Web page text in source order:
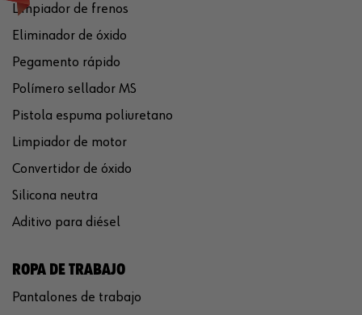
Limpiador de frenos
Eliminador de óxido
Pegamento rápido
Polímero sellador MS
Pistola espuma poliuretano
Limpiador de motor
Convertidor de óxido
Silicona neutra
Aditivo para diésel
ROPA DE TRABAJO
Pantalones de trabajo